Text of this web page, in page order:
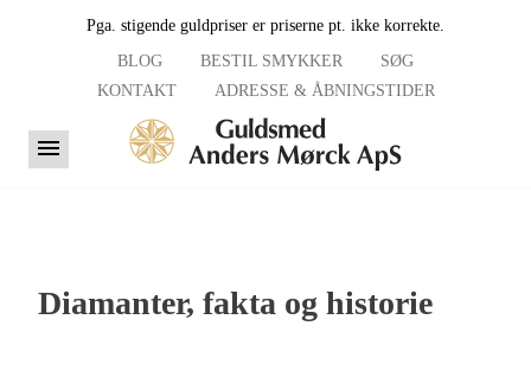
Pga. stigende guldpriser er priserne pt. ikke korrekte.
BLOG
BESTIL SMYKKER
SØG
KONTAKT
ADRESSE & ÅBNINGSTIDER
Diamanter, fakta og historie